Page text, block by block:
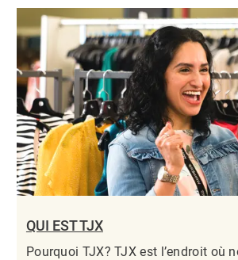
QUI EST TJX
Pourquoi TJX? TJX est l’endroit où